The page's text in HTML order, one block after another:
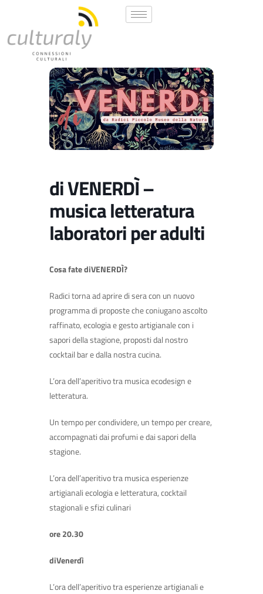
di VENERDÌ –
musica letteratura
laboratori per adulti
Cosa fate diVENERDÌ?
Radici torna ad aprire di sera con un nuovo
programma di proposte che coniugano ascolto
raffinato, ecologia e gesto artigianale con i
sapori della stagione, proposti dal nostro
cocktail bar e dalla nostra cucina.
L’ora dell’aperitivo tra musica ecodesign e
letteratura.
Un tempo per condividere, un tempo per creare,
accompagnati dai profumi e dai sapori della
stagione.
L’ora dell’aperitivo tra musica esperienze
artigianali ecologia e letteratura, cocktail
stagionali e sfizi culinari
ore 20.30
diVenerdì
L’ora dell’aperitivo tra esperienze artigianali e